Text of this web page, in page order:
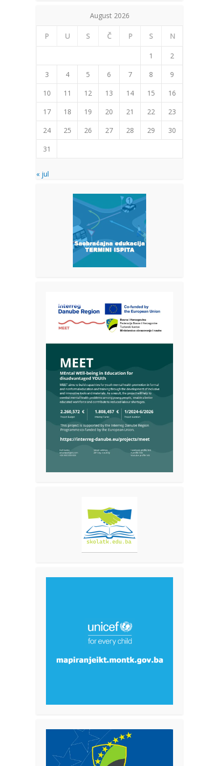
August 2026
P U S Č P S N
1
2
3
4 5 6 7 8
9
10
11 12 13 14 15
16
17
18 19 20 21 22
23
24
25 26 27 28 29
30
31
« jul